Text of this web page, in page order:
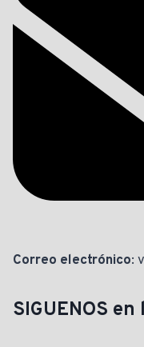
Correo electrónico:
SIGUENOS en